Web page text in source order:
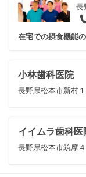
長
在宅での摂食機能
小林歯科医院
長野県松本市新村
イイムラ歯科医
長野県松本市筑摩